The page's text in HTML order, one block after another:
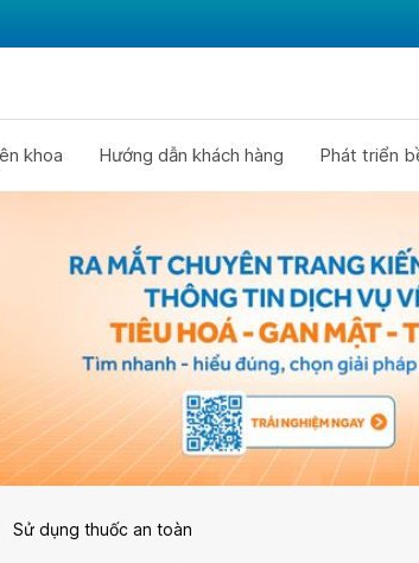
khoa Hướng dẫn khách hàng Phát triển
Sử dụng thuốc an toàn